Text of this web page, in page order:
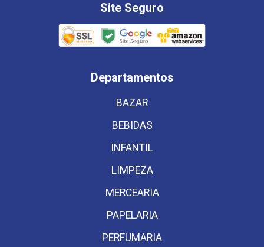
Site Seguro
Departamentos
BAZAR
BEBIDAS
INFANTIL
LIMPEZA
MERCEARIA
PAPELARIA
PERFUMARIA